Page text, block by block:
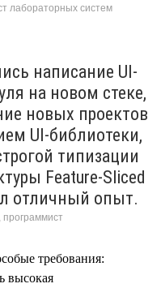
лабораторных систем
написание UI-
на новом стеке,
новых проектов
UI-библиотеки,
типизации
Feature-Sliced
отличный опыт.
программист
требования:
высокая